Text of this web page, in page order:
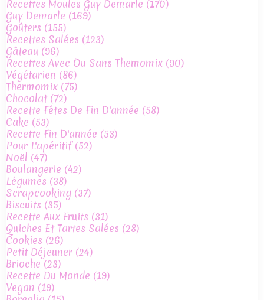
Recettes Moules Guy Demarle (170)
Guy Demarle (169)
Goûters (155)
Recettes Salées (123)
Gâteau (96)
Recettes Avec Ou Sans Themomix (90)
Végétarien (86)
Thermomix (75)
Chocolat(72)
Recette Fêtes De Fin D'année (58)
Cake (53)
Recette Fin D'année (53)
Pour L'apéritif(52)
Noël (47)
Boulangerie (42)
Légumes (38)
Scrapcooking (37)
Biscuits (35)
Recette Aux Fruits (31)
Quiches Et Tartes Salées (28)
Cookies (26)
Petit Déjeuner (24)
Brioche(23)
Recette Du Monde (19)
Vegan (19)